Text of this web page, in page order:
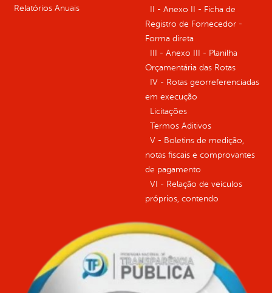
Relatórios Anuais
II - Anexo II - Ficha de
Registro de Fornecedor -
Forma direta
III - Anexo III - Planilha
Orçamentária das Rotas
IV - Rotas georreferenciadas
em execução
Licitações
Termos Aditivos
V - Boletins de medição,
notas fiscais e comprovantes
de pagamento
VI - Relação de veículos
próprios, contendo